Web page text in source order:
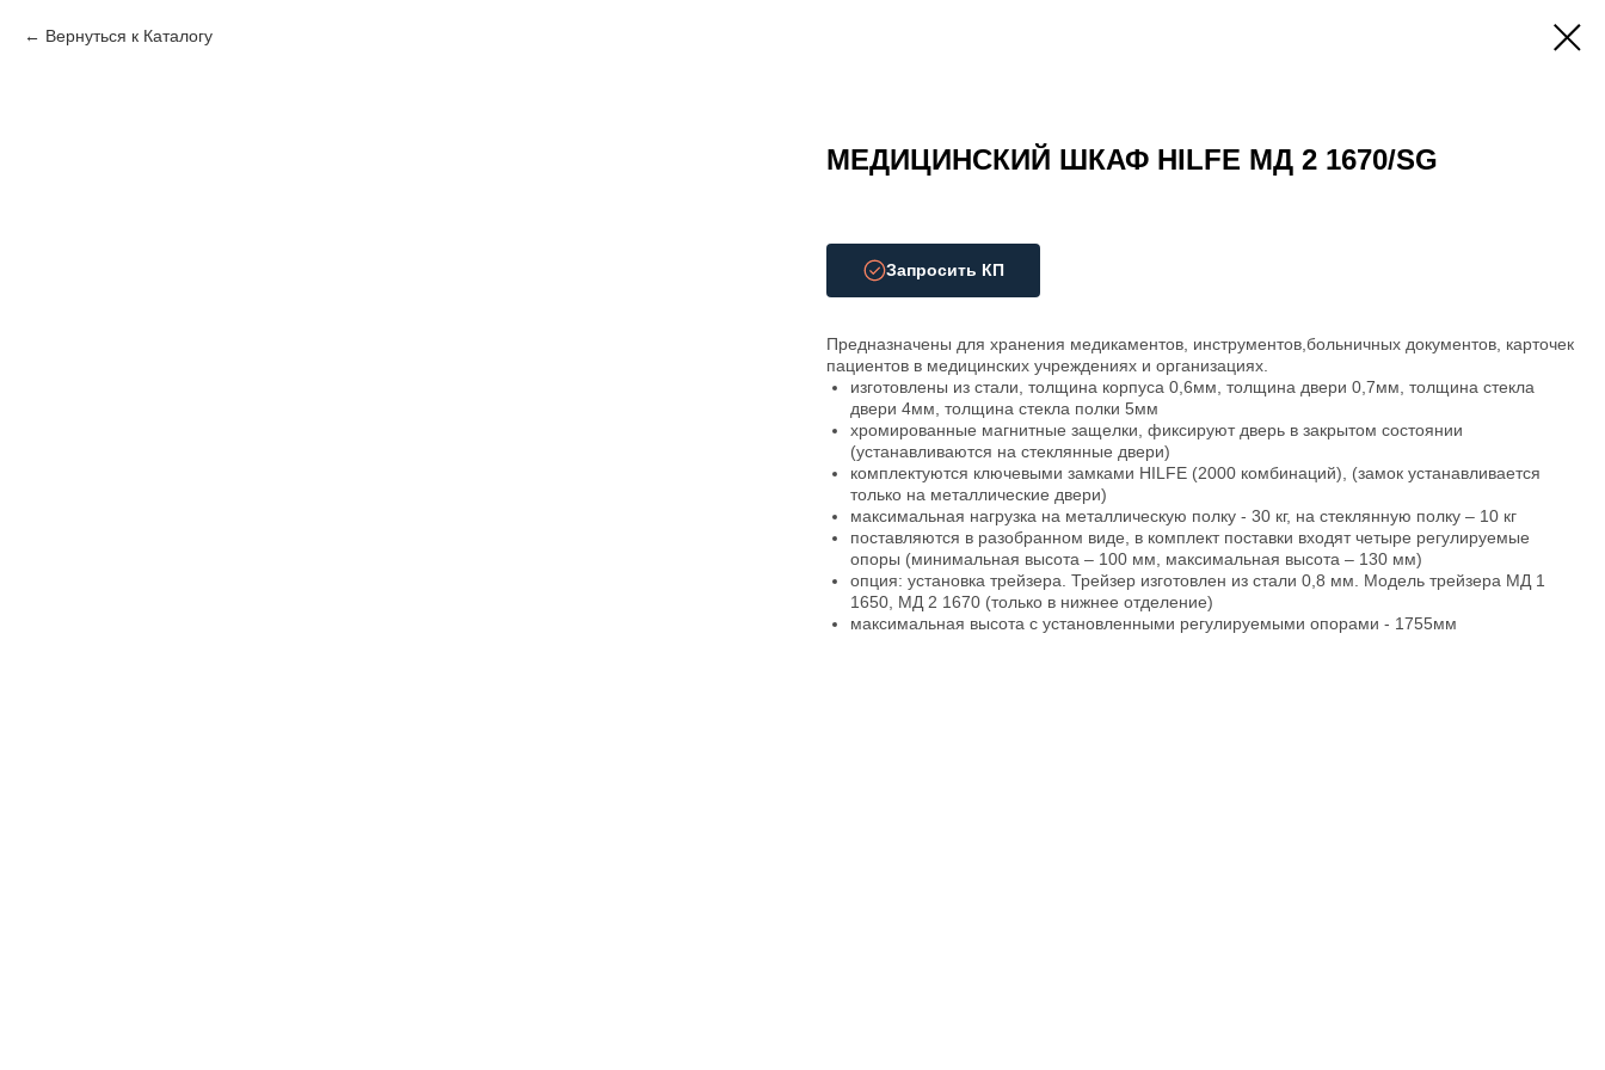
Вернуться к Каталогу
МЕДИЦИНСКИЙ ШКАФ HILFE МД 2 1670/SG
Запросить КП
Предназначены для хранения медикаментов, инструментов,больничных документов, карточек
пациентов в медицинских учреждениях и организациях.
изготовлены из стали, толщина корпуса 0,6мм, толщина двери 0,7мм, толщина стекла
двери 4мм, толщина стекла полки 5мм
хромированные магнитные защелки, фиксируют дверь в закрытом состоянии
(устанавливаются на стеклянные двери)
комплектуются ключевыми замками HILFE (2000 комбинаций), (замок устанавливается
только на металлические двери)
максимальная нагрузка на металлическую полку - 30 кг, на стеклянную полку – 10 кг
поставляются в разобранном виде, в комплект поставки входят четыре регулируемые
опоры (минимальная высота – 100 мм, максимальная высота – 130 мм)
опция: установка трейзера. Трейзер изготовлен из стали 0,8 мм. Модель трейзера МД 1
1650, МД 2 1670 (только в нижнее отделение)
максимальная высота с установленными регулируемыми опорами - 1755мм